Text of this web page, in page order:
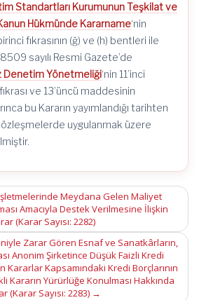
Standartları Kurumunun Teşkilat ve
Hükmünde Kararname‘nin
fıkrasının (ğ) ve (h) bentleri ile
sayılı Resmi Gazete’de
Denetim Yönetmeliği‘nin 11’inci
ve 13’üncü maddesinin
bu Kararın yayımlandığı tarihten
uygulanmak üzere
Meydana Gelen Maliyet
Amacıyla Destek Verilmesine İlişkin
(Karar Sayısı: 2282)
Zarar Gören Esnaf ve Sanatkârların,
Anonim Şirketince Düşük Faizli Kredi
Kararlar Kapsamındaki Kredi Borçlarının
Kararın Yürürlüğe Konulması Hakkında
(Karar Sayısı: 2283) →